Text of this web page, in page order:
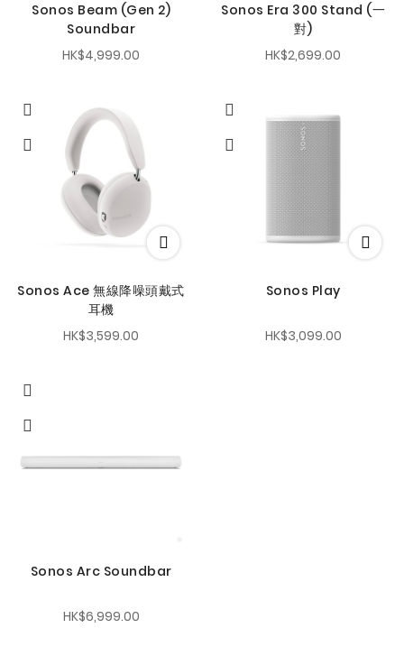
Sonos Beam (Gen 2)
Soundbar
HK$4,999.00
Sonos Era 300 Stand (一
對)
HK$2,699.00
Sonos Ace 無線降噪頭戴式
耳機
HK$3,599.00
Sonos Play
HK$3,099.00
Sonos Arc Soundbar
HK$6,999.00